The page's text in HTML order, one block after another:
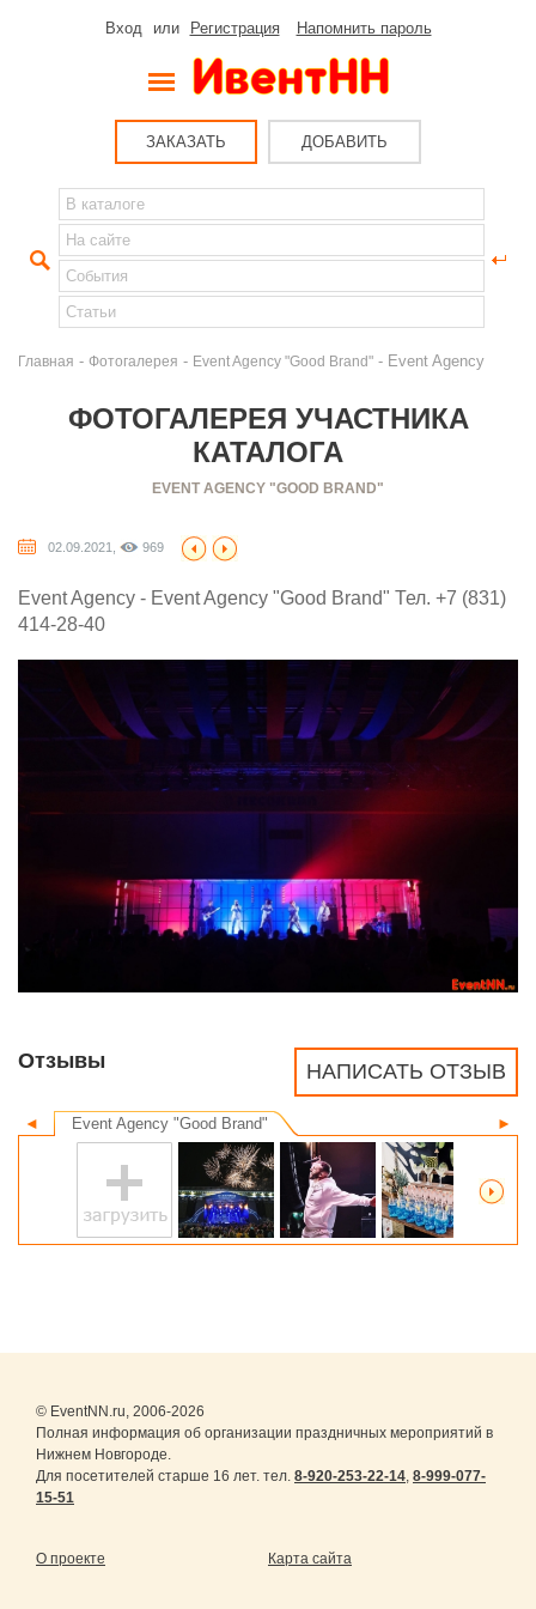
Вход или Регистрация Напомнить пароль
ЗАКАЗАТЬ ДОБАВИТЬ
Главная - Фотогалерея - Event Agency "Good Brand" - Event Agency
ФОТОГАЛЕРЕЯ УЧАСТНИКА
КАТАЛОГА
EVENT AGENCY "GOOD BRAND"
02.09.2021, 969
Event Agency - Event Agency "Good Brand" Тел. +7 (831)
414-28-40
НАПИСАТЬ ОТЗЫВ
Отзывы
◄ ►
Event Agency "Good Brand"
© EventNN.ru, 2006-2026
Полная информация об организации праздничных мероприятий в
Нижнем Новгороде.
Для посетителей старше 16 лет. тел. 8-920-253-22-14, 8-999-077-
15-51
О проекте Карта сайта